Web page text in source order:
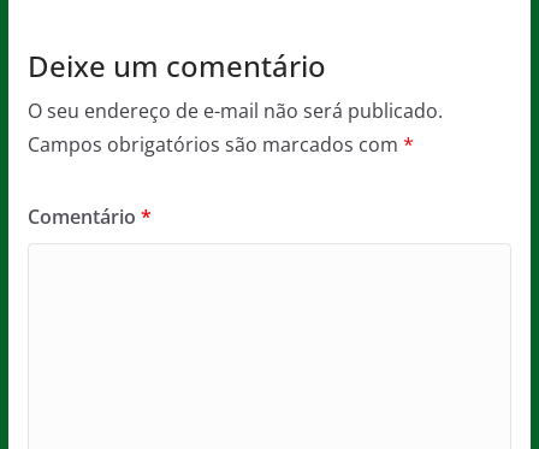
Deixe um comentário
O seu endereço de e-mail não será publicado.
Campos obrigatórios são marcados com *
Comentário *